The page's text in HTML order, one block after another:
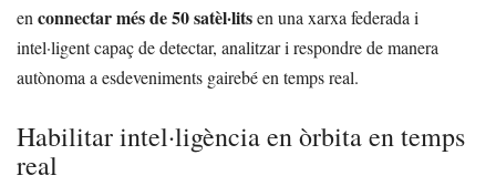
en connectar més de 50 satèl·litsen una xarxa federada i
intel·ligent capaç de detectar, analitzar i respondre de manera
autònoma a esdeveniments gairebé en temps real.
Habilitar intel·ligència en òrbita en temps
real